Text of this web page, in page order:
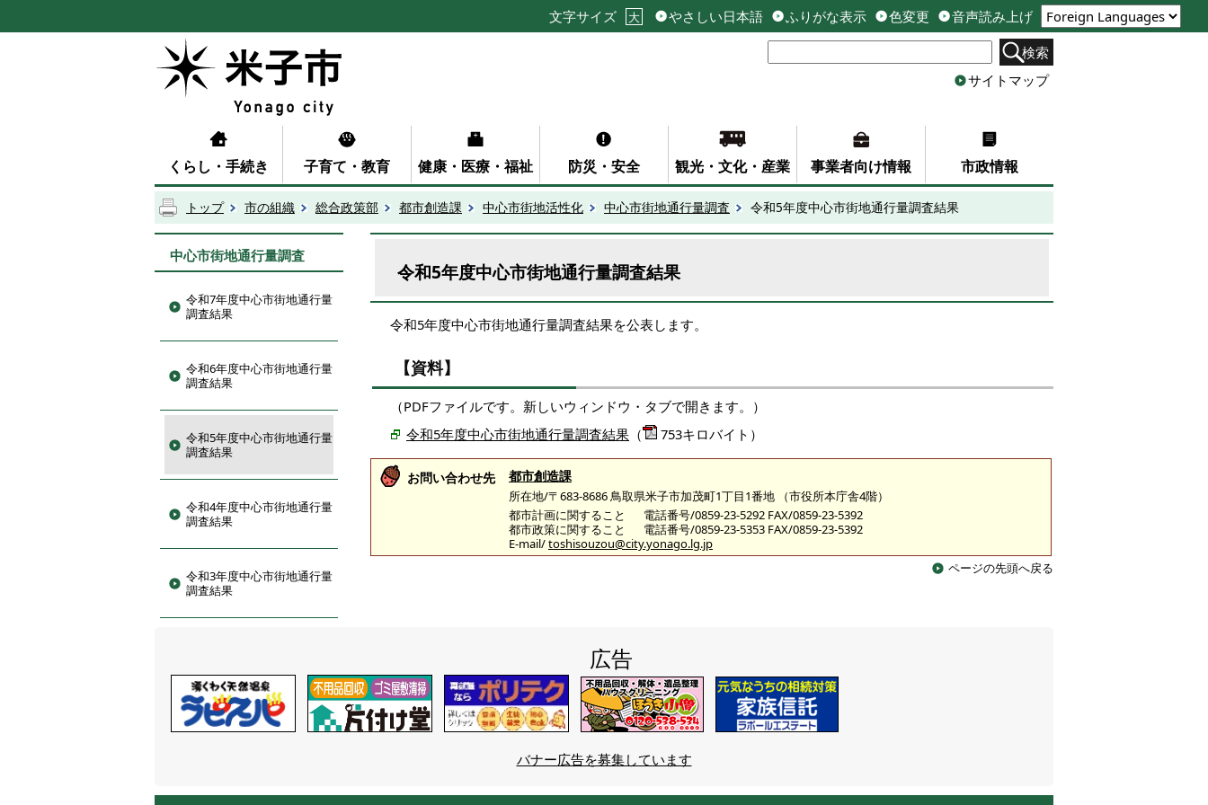
文字サイズ 大 やさしい日本語 ふりがな表示 色変更
音声読み上げ
検索
サイトマップ
くらし・手続き 子育て・教育 健康・医療・福祉 防災・安全 観光・文化・産業 事業者向け情報 市政情報
トップ 市の組織 総合政策部 都市創造課 中心市街地活性化 中心市街地通行量調査 令和5年度中心市街地通行量調査結果
中心市街地通行量調査
令和7年度中心市街地通行量
調査結果
令和6年度中心市街地通行量
調査結果
令和5年度中心市街地通行量
調査結果
令和4年度中心市街地通行量
調査結果
令和3年度中心市街地通行量
調査結果
令和5年度中心市街地通行量調査結果
令和5年度中心市街地通行量調査結果を公表します。
【資料】
（PDFファイルです。新しいウィンドウ・タブで開きます。）
令和5年度中心市街地通行量調査結果 （ 753キロバイト）
お問い合わせ先 都市創造課
所在地/〒683-8686 鳥取県米子市加茂町1丁目1番地 （市役所本庁舎4階）
都市計画に関すること
電話番号/0859-23-5292 FAX/0859-23-5392
都市政策に関すること
電話番号/0859-23-5353 FAX/0859-23-5392
E-mail/toshisouzou@city.yonago.lg.jp
ページの先頭へ戻る
広告
バナー広告を募集しています